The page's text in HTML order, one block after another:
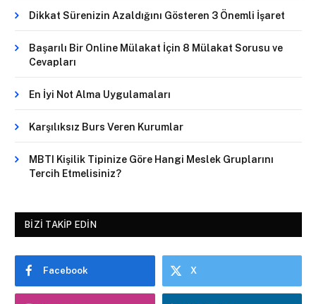
Dikkat Sürenizin Azaldığını Gösteren 3 Önemli İşaret
Başarılı Bir Online Mülakat İçin 8 Mülakat Sorusu ve
Cevapları
En İyi Not Alma Uygulamaları
Karşılıksız Burs Veren Kurumlar
MBTI Kişilik Tipinize Göre Hangi Meslek Gruplarını
Tercih Etmelisiniz?
BIZI TAKIP EDIN
Facebook X